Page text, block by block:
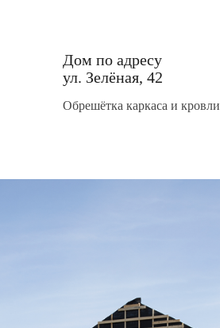
Обрешётка каркаса и кровли
Дом по адресу
ул. Зелёная, 42